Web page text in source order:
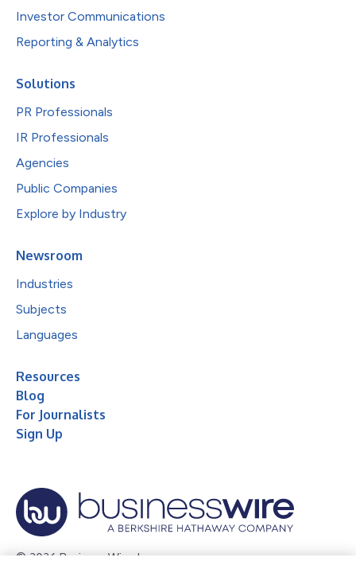
Investor Communications
Reporting & Analytics
Solutions
PR Professionals
IR Professionals
Agencies
Public Companies
Explore by Industry
Newsroom
Industries
Subjects
Languages
Resources
Blog
For Journalists
Sign Up
© 2026 Business Wire, Inc.